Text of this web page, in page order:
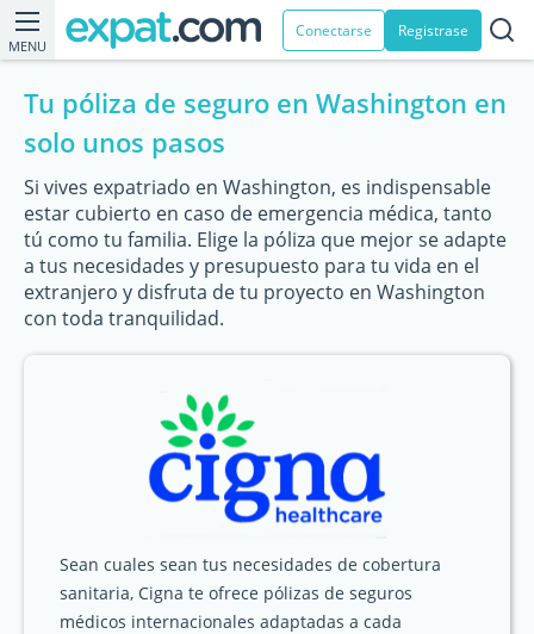
MENU
Conectarse Registrase
Tu póliza de seguro en Washington en
solo unos pasos
Si vives expatriado en Washington, es indispensable
estar cubierto en caso de emergencia médica, tanto
tú como tu familia. Elige la póliza que mejor se adapte
a tus necesidades y presupuesto para tu vida en el
extranjero y disfruta de tu proyecto en Washington
con toda tranquilidad.
Sean cuales sean tus necesidades de cobertura
sanitaria, Cigna te ofrece pólizas de seguros
médicos internacionales adaptadas a cada